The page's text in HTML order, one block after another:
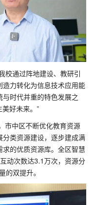
校通过阵地建设、教研引
力转化为信息技术应用能
时代并重的特色发展之
好未来。”
市中区不断优化教育资源
类资源建设，逐步建成满
的优质资源库。全区智慧
动次数达3.1万次，资源分
的双提升。